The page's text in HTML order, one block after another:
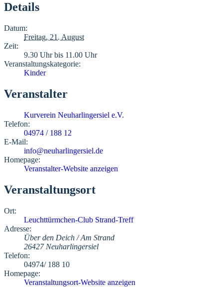
Details
Datum:
Freitag, 21. August
Zeit:
9.30 Uhr bis 11.00 Uhr
Veranstaltungskategorie:
Kinder
Veranstalter
Kurverein Neuharlingersiel e.V.
Telefon:
04974 / 188 12
E-Mail:
info@neuharlingersiel.de
Homepage:
Veranstalter-Website anzeigen
Veranstaltungsort
Ort:
Leuchttürmchen-Club Strand-Treff
Adresse:
Über den Deich / Am Strand
26427 Neuharlingersiel
Telefon:
04974/ 188 10
Homepage:
Veranstaltungsort-Website anzeigen